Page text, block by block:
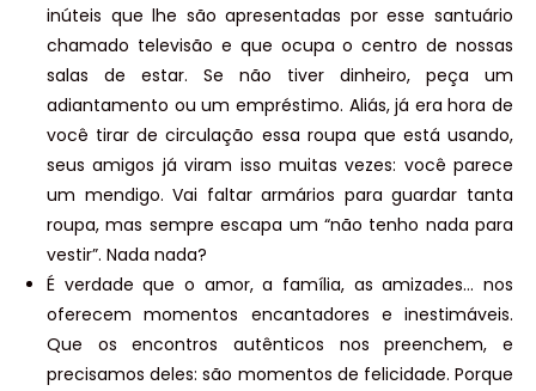
inúteis que lhe são apresentadas por esse santuário
chamado televisão e que ocupa o centro de nossas
salas de estar. Se não tiver dinheiro, peça um
adiantamento ou um empréstimo. Aliás, já era hora de
você tirar de circulação essa roupa que está usando,
seus amigos já viram isso muitas vezes: você parece
um mendigo. Vai faltar armários para guardar tanta
roupa, mas sempre escapa um “não tenho nada para
vestir”. Nada nada?
É verdade que o amor, a família, as amizades… nos
oferecem momentos encantadores e inestimáveis.
Que os encontros autênticos nos preenchem, e
precisamos deles: são momentos de felicidade. Porque